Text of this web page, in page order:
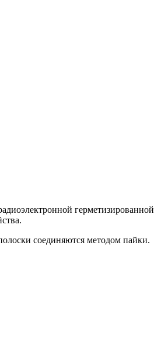
герметизированной
соединяются методом пайки.